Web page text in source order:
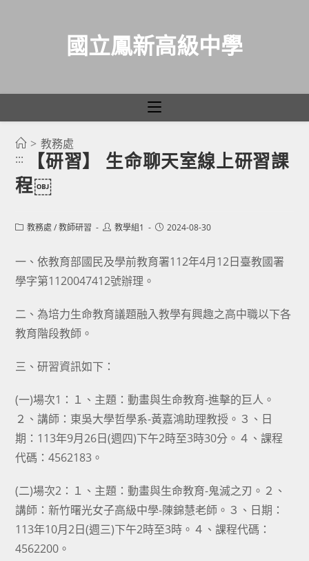
國立鳳新高級中學
> 教務處
:::
【研習】 生命聊天室線上研習課
程￼
Post教務處 / 教師研習
Post教學組1
Post2024-08-30
一、依教育部國民及學前教育署112年4月12日臺教國署
學字第1120047412號辦理。
二、為培力生命教育議題融入教學有興趣之高中職以下各
教育階段教師。
三、研習資訊如下：
(一)場次1：１、主題：動畫與生命教育-進擊的巨人。
２、講師：東吳大學哲學系-黃嘉鴻助理教授。３、日
期：113年9月26日(週四)下午2時至3時30分。４、課程
代碼：4562183。
(二)場次2：１、主題：動畫與生命教育-鬼滅之刃。２、
講師：新竹曙光女子高級中學-陳錦慧老師。３、日期：
113年10月2日(週三)下午2時至3時。４、課程代碼：
4562200。